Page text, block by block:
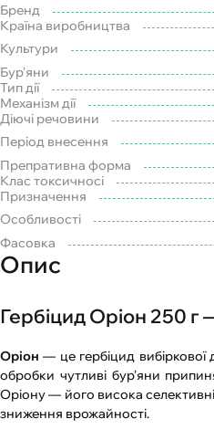
Бренд
Країна виробництва
Культури
Бур'яни
Тип дії
Механізм дії
Діючі речовини
Період внесення
Препративна форма
Клас токсичносі
Призначення
Особливості
Фасовка
Опис
Гербіцид Оріон 250 г
Оріон — це гербіцид вибіркової
обробки чутливі бур'яни
Оріону — його висока
зниження врожайності.